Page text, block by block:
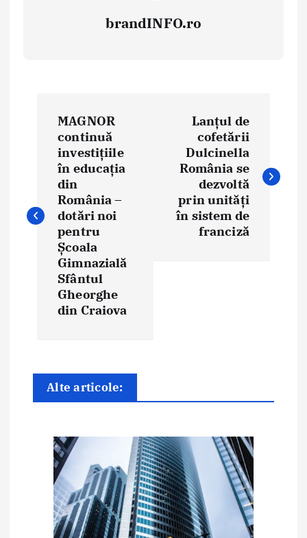
brandINFO.ro
g
a
r
MAGNOR
continuă
investițiile
în educația
din
România –
dotări noi
pentru
Școala
Gimnazială
Sfântul
Gheorghe
din Craiova
Lanțul de
cofetării
Dulcinella
România se
dezvoltă
prin unități
în sistem de
franciză
Alte articole: